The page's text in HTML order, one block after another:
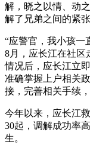
解，晓之以情、动
解了兄弟之间的紧张
“应警官，我小孩一
8月，应长江在社区
情况后，应长江立
准确掌握上户相关
接，完善相关手续
今年以来，应长江
30起，调解成功率
生。